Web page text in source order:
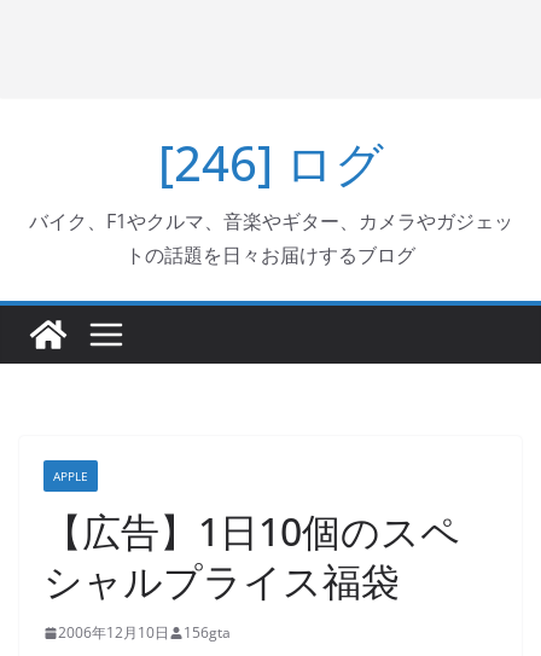
[246] ログ
バイク、F1やクルマ、音楽やギター、カメラやガジェッ
トの話題を日々お届けするブログ
APPLE
【広告】1日10個のスペ
シャルプライス福袋
2006年12月10日 156gta